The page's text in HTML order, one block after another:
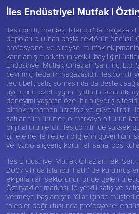
İles Endüstriyel Mutfak |
İles.com.tr, merkezi İstanbul'da mağaza
depoları bulunan başta sektörün öncüsü
profesyonel ve bireysel mutfak
kanıtlamış markaların yetkili bayiliğini
Endüstriyel Mutfak Cihazları San. Tic. Ltd.
çevrimiçi tedarik mağazasıdır. iles.com.tr
tecrübeli, satış sonrasında da destek
üyelerine özel uygun fiyatlarla sunarak,
deneyimi yaşatan özel bir alışveriş
olmak tamamen ücretsiz ve güvenilirdir.
satılan tüm ürünler, o markaya ait ürün
orijinal ürünlerdir. iles.com.tr’ de yüksek
şifreleme ile iletilen bilgilerin güvenliğini
ve iyzigo alışveriş korumalı sanal pos
İles Endüstriyel Mutfak Cihazları Tek. Ser.
2007 yılında İstanbul Fatih’ de kurulmuş
ekipmanları sektörünün önde gelen
Öztiryakiler markası ile yetkili satış ve
vermeye başlamıştır. Yıllar içinde
talepler doğrultusunda profesyonel